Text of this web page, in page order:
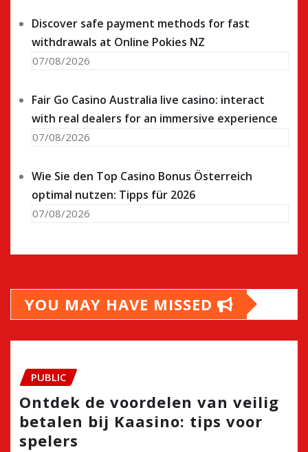
Discover safe payment methods for fast
withdrawals at Online Pokies NZ
07/08/2026
Fair Go Casino Australia live casino: interact
with real dealers for an immersive experience
07/08/2026
Wie Sie den Top Casino Bonus Österreich
optimal nutzen: Tipps für 2026
07/08/2026
YOU MAY HAVE MISSED
PUBLIC
Ontdek de voordelen van veilig
betalen bij Kaasino: tips voor
spelers